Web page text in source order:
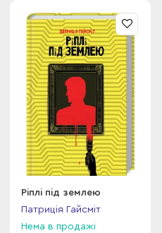
Ріплі під землею
Патриція Гайсміт
Нема в продажі